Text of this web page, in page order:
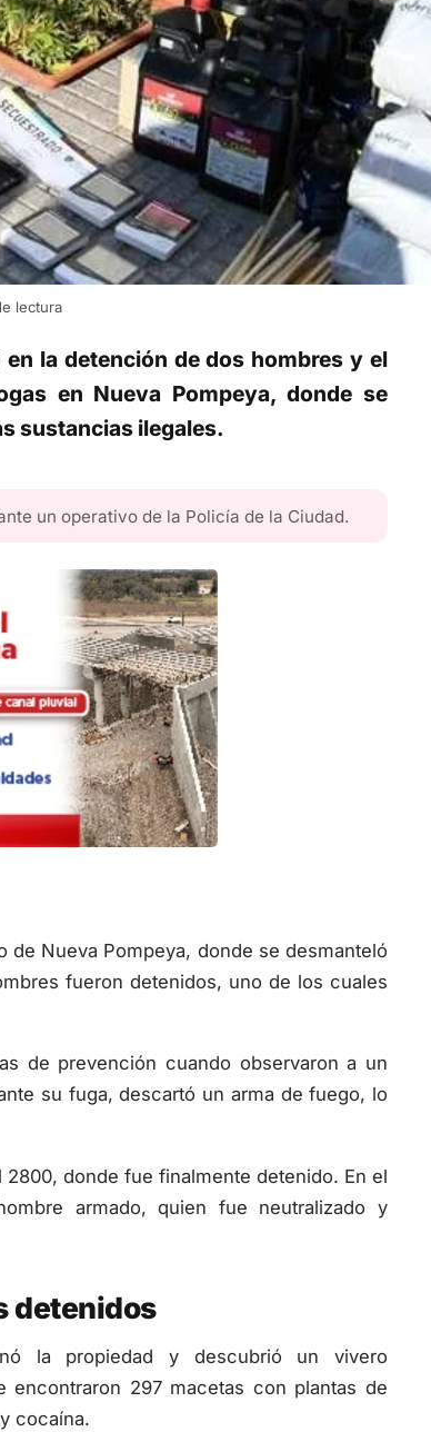
en la detención de dos hombres y el
en Nueva Pompeya, donde se
sustancias ilegales.
de Nueva Pompeya, donde se desmanteló
fueron detenidos, uno de los cuales
de prevención cuando observaron a un
su fuga, descartó un arma de fuego, lo
armado, quien fue neutralizado y
detenidos
la propiedad y descubrió un vivero
encontraron 297 macetas con plantas de
cocaína.